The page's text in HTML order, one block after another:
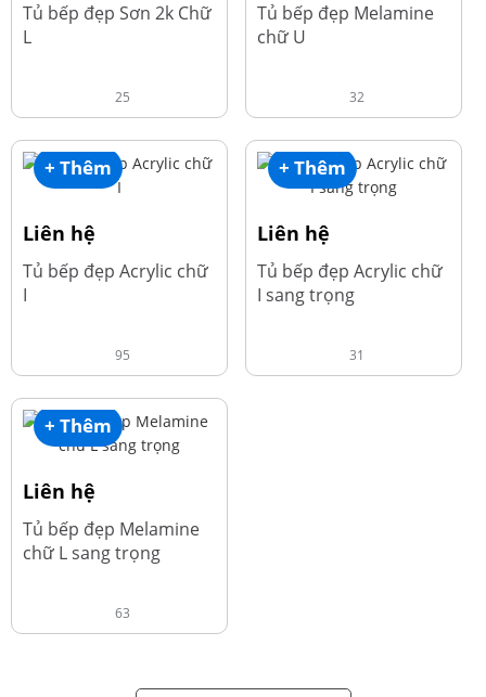
Tủ bếp đẹp Sơn 2k Chữ
L
25
Tủ bếp đẹp Melamine
chữ U
32
+ Thêm
Liên hệ
Tủ bếp đẹp Acrylic chữ
I
95
+ Thêm
Liên hệ
Tủ bếp đẹp Acrylic chữ
I sang trọng
31
+ Thêm
Liên hệ
Tủ bếp đẹp Melamine
chữ L sang trọng
63